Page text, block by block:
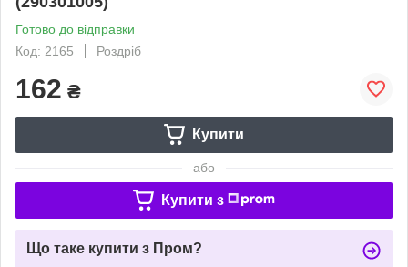
Готово до відправки
Код: 2165
Роздріб
162 ₴
Купити
або
Купити з
Що таке купити з Пром?